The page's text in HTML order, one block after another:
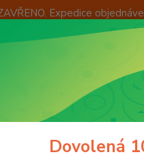
Expedice
OKAMŽITÁ VÝMĚNA ZBOŽÍ
Konektory
Dovolená